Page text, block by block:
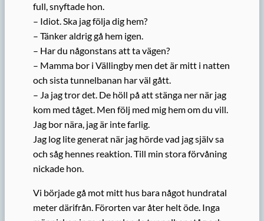
full, snyftade hon.
– Idiot. Ska jag följa dig hem?
– Tänker aldrig gå hem igen.
– Har du någonstans att ta vägen?
– Mamma bor i Vällingby men det är mitt i natten
och sista tunnelbanan har väl gått.
– Ja jag tror det. De höll på att stänga ner när jag
kom med tåget. Men följ med mig hem om du vill.
Jag bor nära, jag är inte farlig.
Jag log lite generat när jag hörde vad jag själv sa
och såg hennes reaktion. Till min stora förvåning
nickade hon.
Vi började gå mot mitt hus bara något hundratal
meter därifrån. Förorten var åter helt öde. Inga